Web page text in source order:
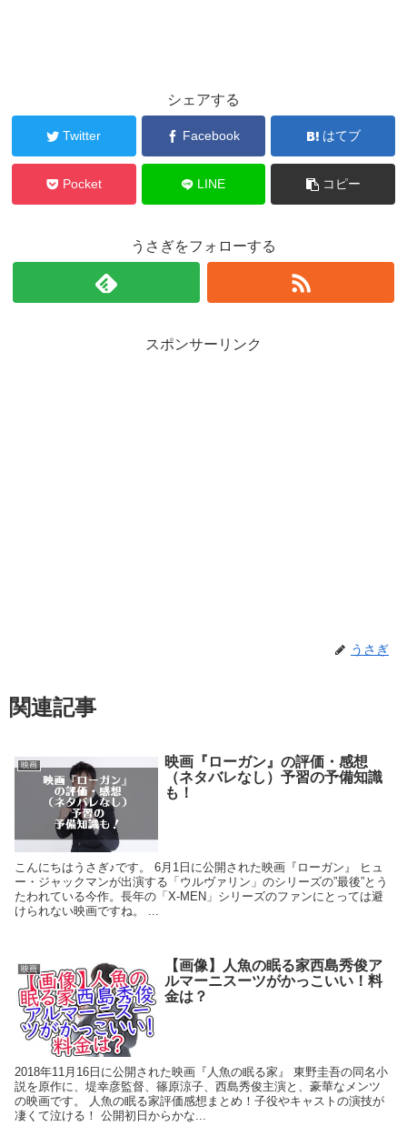
シェアする
Twitter Facebook はてブ
Pocket LINE コピー
うさぎをフォローする
スポンサーリンク
うさぎ
関連記事
映画
映画『ローガン』の評価・感想
（ネタバレなし）予習の予備知識
も！
こんにちはうさぎ♪です。 6月1日に公開された映画『ローガン』 ヒュ
ー・ジャックマンが出演する「ウルヴァリン」のシリーズの”最後”とう
たわれている今作。長年の「X-MEN」シリーズのファンにとっては避
けられない映画ですね。 ...
映画
【画像】人魚の眠る家西島秀俊ア
ルマーニスーツがかっこいい！料
金は？
2018年11月16日に公開された映画『人魚の眠る家』 東野圭吾の同名小
説を原作に、堤幸彦監督、篠原涼子、西島秀俊主演と、豪華なメンツ
の映画です。 人魚の眠る家評価感想まとめ！子役やキャストの演技が
凄くて泣ける！ 公開初日からかな...